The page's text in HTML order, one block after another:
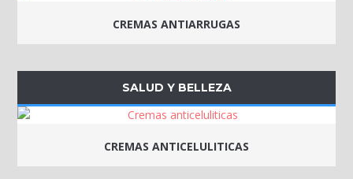
CREMAS ANTIARRUGAS
SALUD Y BELLEZA
CREMAS ANTICELULITICAS